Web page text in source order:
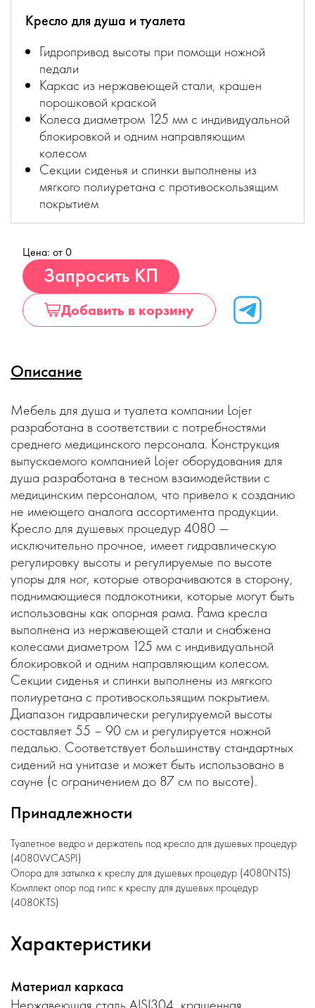
Кресло для душа и туалета
Гидропривод высоты при помощи ножной
педали
Каркас из нержавеющей стали, крашен
порошковой краской
Колеса диаметром 125 мм с индивидуальной
блокировкой и одним направляющим
колесом
Секции сиденья и спинки выполнены из
мягкого полиуретана с противоскользящим
покрытием
Цена: от 0
Запросить КП
Добавить в корзину
Описание
Мебель для душа и туалета компании Lojer
разработана в соответствии с потребностями
среднего медицинского персонала. Конструкция
выпускаемого компанией Lojer оборудования для
душа разработана в тесном взаимодействии с
медицинским персоналом, что привело к созданию
не имеющего аналога ассортимента продукции.
Кресло для душевых процедур 4080 —
исключительно прочное, имеет гидравлическую
регулировку высоты и регулируемые по высоте
упоры для ног, которые отворачиваются в сторону,
поднимающиеся подлокотники, которые могут быть
использованы как опорная рама. Рама кресла
выполнена из нержавеющей стали и снабжена
колесами диаметром 125 мм с индивидуальной
блокировкой и одним направляющим колесом.
Секции сиденья и спинки выполнены из мягкого
полиуретана с противоскользящим покрытием.
Диапазон гидравлически регулируемой высоты
составляет 55 – 90 см и регулируется ножной
педалью. Соответствует большинству стандартных
сидений на унитазе и может быть использовано в
сауне (с ограничением до 87 см по высоте).
Принадлежности
Туалетное ведро и держатель под кресло для душевых процедур
(4080WCASPI)
Опора для затылка к креслу для душевых процедур (4080NTS)
Комплект опор под гипс к креслу для душевых процедур
(4080KTS)
Характеристики
Материал каркаса